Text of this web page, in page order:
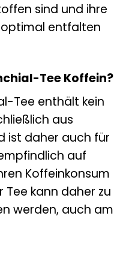
sind und ihre
entfalten
Tee Koffein?
Tee enthält kein
aus
ist daher auch für
auf
Koffeinkonsum
Tee kann daher zu
werden, auch am